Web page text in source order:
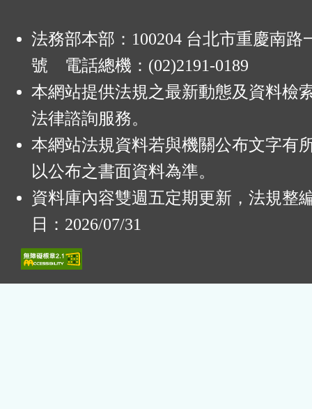
法務部本部：100204 台北市重慶南路
號 電話總機：(02)2191-0189
本網站提供法規之最新動態及資料檢
法律諮詢服務。
本網站法規資料若與機關公布文字有
以公布之書面資料為準。
資料庫內容雙週五定期更新，法規整
日：2026/07/31